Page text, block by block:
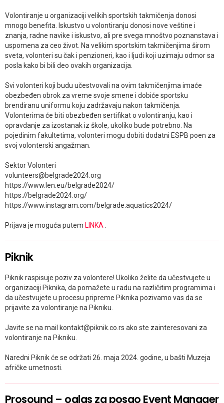
Volontiranje u organizaciji velikih sportskih takmičenja donosi
mnogo benefita. Iskustvo u volontiranju donosi nove veštine i
znanja, radne navike i iskustvo, ali pre svega mnoštvo poznanstava i
uspomena za ceo život. Na velikim sportskim takmičenjima širom
sveta, volonteri su čak i penzioneri, kao i ljudi koji uzimaju odmor sa
posla kako bi bili deo ovakih organizacija.
Svi volonteri koji budu učestvovali na ovim takmičenjima imaće
obezbeđen obrok za vreme svoje smene i dobiće sportsku
brendiranu uniformu koju zadržavaju nakon takmičenja.
Volonterima će biti obezbeđen sertifikat o volontiranju, kao i
opravdanje za izostanak iz škole, ukoliko bude potrebno. Na
pojedinim fakultetima, volonteri mogu dobiti dodatni ESPB poen za
svoj volonterski angažman.
Sektor Volonteri
volunteers@belgrade2024.org
https://www.len.eu/belgrade2024/
https://belgrade2024.org/
https://www.instagram.com/belgrade.aquatics2024/
Prijava je moguća putem LINKA
Piknik
Piknik raspisuje poziv za volontere! Ukoliko želite da učestvujete u
organizaciji Piknika, da pomažete u radu na različitim programima i
da učestvujete u procesu pripreme Piknika pozivamo vas da se
prijavite za volontiranje na Pikniku.
Javite se na mail kontakt@piknik.co.rs ako ste zainteresovani za
volontiranje na Pikniku.
Naredni Piknik će se održati 26. maja 2024. godine, u bašti Muzeja
afričke umetnosti.
Prosound – oglas za posao Event Manager